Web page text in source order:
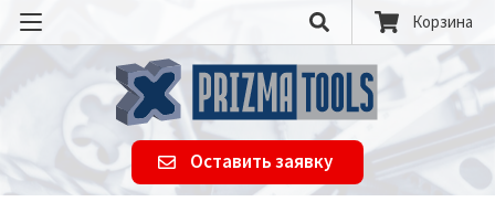
Корзина
Оставить заявку